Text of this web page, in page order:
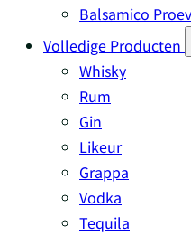
Balsamico
Volledige Producten
Whisky
Rum
Gin
Likeur
Grappa
Vodka
Tequila